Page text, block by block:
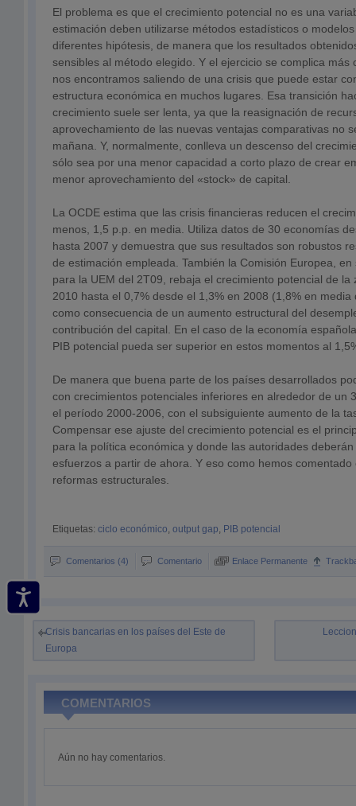
El problema es que el crecimiento potencial no es una
estimación deben utilizarse métodos estadísticos o
diferentes hipótesis, de manera que los resultados
sensibles al método elegido. Y el ejercicio se complica más
nos encontramos saliendo de una crisis que puede estar
estructura económica en muchos lugares. Esa transición
crecimiento suele ser lenta, ya que la reasignación de
aprovechamiento de las nuevas ventajas comparativas no
mañana. Y, normalmente, conlleva un descenso del
sólo sea por una menor capacidad a corto plazo de crear
menor aprovechamiento del «stock» de capital.
La OCDE estima que las crisis financieras reducen el
menos, 1,5 p.p. en media. Utiliza datos de 30 economías
hasta 2007 y demuestra que sus resultados son robustos
de estimación empleada. También la Comisión Europea,
para la UEM del 2T09, rebaja el crecimiento potencial de la
2010 hasta el 0,7% desde el 1,3% en 2008 (1,8% en
como consecuencia de un aumento estructural del
contribución del capital. En el caso de la economía
PIB potencial pueda ser superior en estos momentos al
De manera que buena parte de los países desarrollados
con crecimientos potenciales inferiores en alrededor de un
el período 2000-2006, con el subsiguiente aumento de la
Compensar ese ajuste del crecimiento potencial es el
para la política económica y donde las autoridades
esfuerzos a partir de ahora. Y eso como hemos comentado
reformas estructurales.
Etiquetas: ciclo económico, output gap, PIB potencial
Comentarios (4) Comentario Enlace Permanente
Crisis bancarias en los países del Este de
Europa
COMENTARIOS
Aún no hay comentarios.